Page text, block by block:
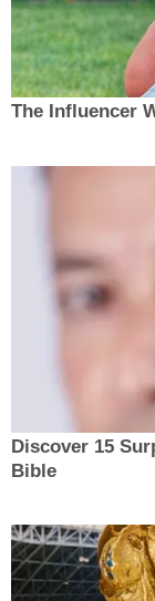
The Influencer
Discover 15
Bible